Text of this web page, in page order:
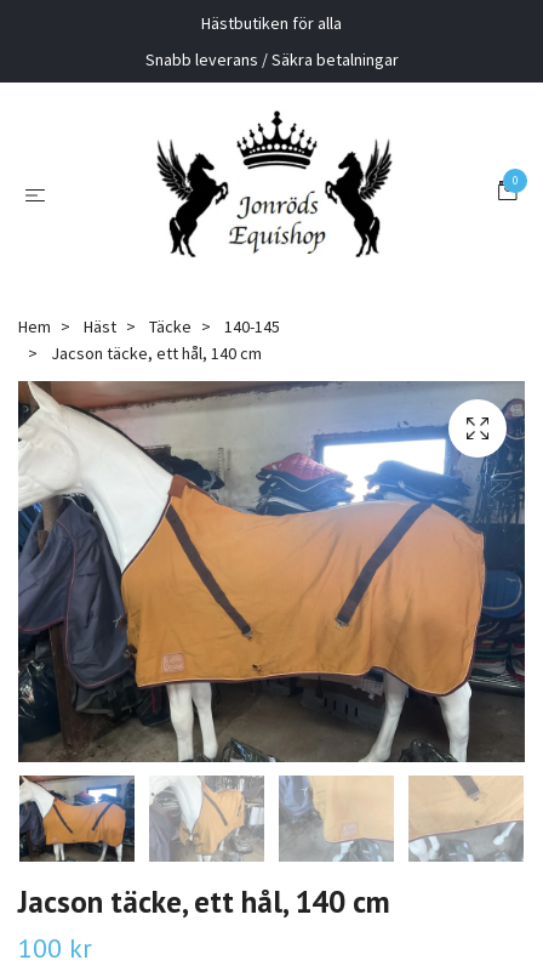
Hästbutiken för alla
Snabb leverans / Säkra betalningar
0
Hem Häst Täcke
140-145
Jacson täcke, ett hål, 140 cm
Jacson täcke, ett hål, 140 cm
100 kr